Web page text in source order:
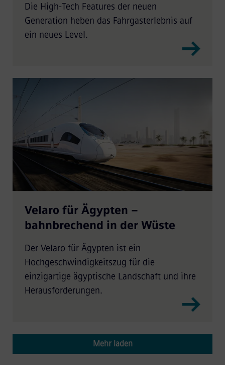
Die High-Tech Features der neuen
Generation heben das Fahrgasterlebnis auf
ein neues Level.
Velaro für Ägypten –
bahnbrechend in der Wüste
Der Velaro für Ägypten ist ein
Hochgeschwindigkeitszug für die
einzigartige ägyptische Landschaft und ihre
Herausforderungen.
Mehr laden